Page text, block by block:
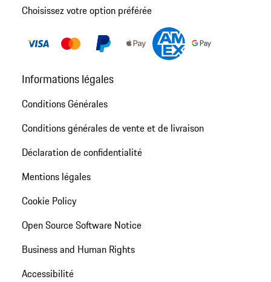
Choisissez votre option préférée
Informations légales
Conditions Générales
Conditions générales de vente et de livraison
Déclaration de confidentialité
Mentions légales
Cookie Policy
Open Source Software Notice
Business and Human Rights
Accessibilité